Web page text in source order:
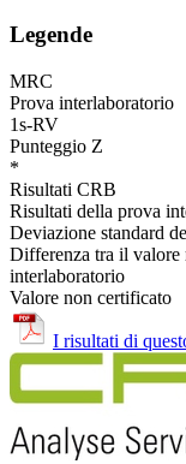
Legende
MRC
Prova interlaboratorio
1s-RV
Punteggio Z
*
Risultati CRB
Risultati della prova
Deviazione standard
Differenza tra il valore
interlaboratorio
Valore non certificato
I risultati di